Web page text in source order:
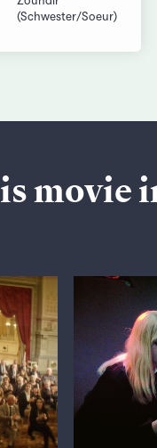
(Schwester/Soeur)
movie